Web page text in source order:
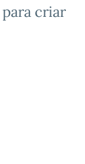
criar